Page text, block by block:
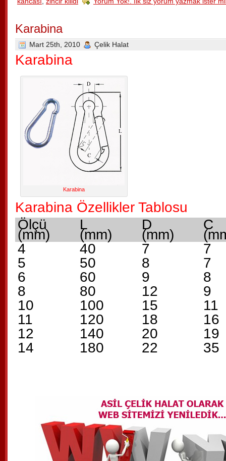
Karabina
Mart 25th, 2010 Çelik Halat
Karabina
Karabina
Karabina Özellikler Tablosu
Ölçü
(mm)
L
(mm)
D
(mm)
C
4
40 7
7
5
50 8
7
6
60 9
8
8
80 12
9
10
100 15
11
11
120 18
16
12
140 20
19
14
180 22 35